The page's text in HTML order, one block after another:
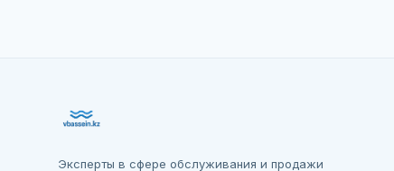
Эксперты в сфере обслуживания и продажи